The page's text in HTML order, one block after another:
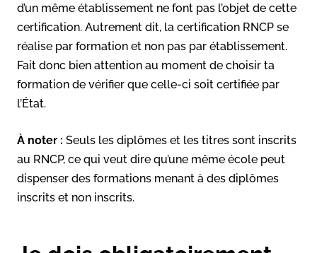
d’un même établissement ne font pas l’objet de cette
certification. Autrement dit, la certification RNCP se
réalise par formation et non pas par établissement.
Fait donc bien attention au moment de choisir ta
formation de vérifier que celle-ci soit certifiée par
l’État.
À noter : Seuls les diplômes et les titres sont inscrits
au RNCP, ce qui veut dire qu’une même école peut
dispenser des formations menant à des diplômes
inscrits et non inscrits.